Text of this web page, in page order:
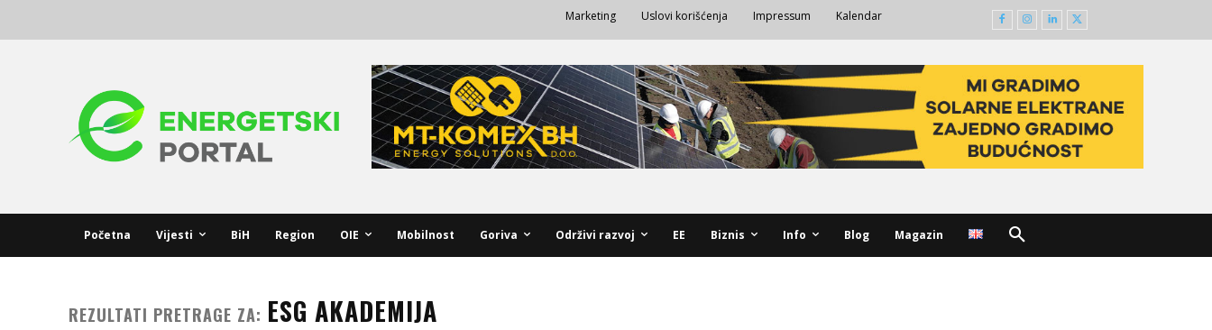
Marketing Uslovi korišćenja Impressum Kalendar
Početna Vijesti BiH Region OIE Mobilnost Goriva Održivi razvoj EE Biznis Info Blog Magazin
REZULTATI PRETRAGE ZA: ESG AKADEMIJA